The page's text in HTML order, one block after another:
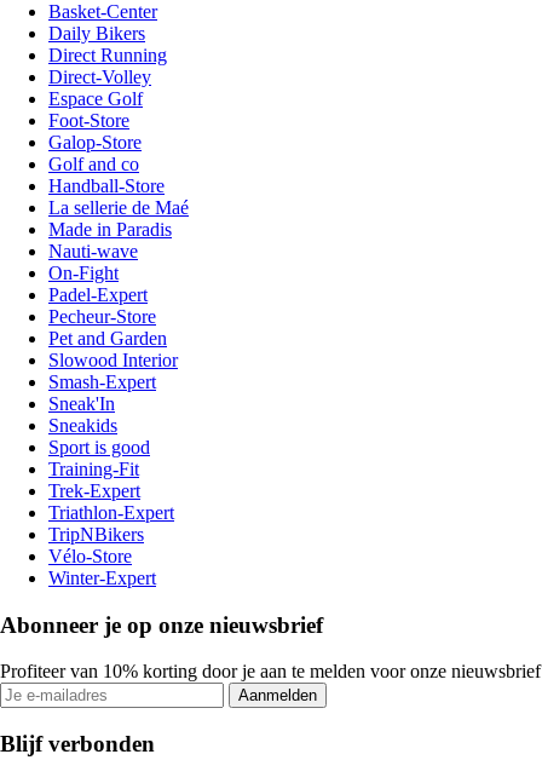
Basket-Center
Daily Bikers
Direct Running
Direct-Volley
Espace Golf
Foot-Store
Galop-Store
Golf and co
Handball-Store
La sellerie de Maé
Made in Paradis
Nauti-wave
On-Fight
Padel-Expert
Pecheur-Store
Pet and Garden
Slowood Interior
Smash-Expert
Sneak'In
Sneakids
Sport is good
Training-Fit
Trek-Expert
Triathlon-Expert
TripNBikers
Vélo-Store
Winter-Expert
Abonneer je op onze nieuwsbrief
Profiteer van 10% korting door je aan te melden voor onze nieuwsbrief
Aanmelden
Blijf verbonden